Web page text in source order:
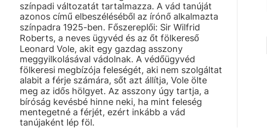
színpadi változatát tartalmazza. A vád tanúját
azonos című elbeszéléséből az írónő alkalmazta
színpadra 1925-ben. Főszereplői: Sir Wilfrid
Roberts, a neves ügyvéd és az őt fölkereső
Leonard Vole, akit egy gazdag asszony
meggyilkolásával vádolnak. A védőügyvéd
fölkeresi megbízója feleségét, aki nem szolgáltat
alabit a férje számára, sőt azt állítja, Vole ölte
meg az idős hölgyet. Az asszony úgy tartja, a
bíróság kevésbé hinne neki, ha mint feleség
mentegetné a férjét, ezért inkább a vád
tanújaként lép föl.